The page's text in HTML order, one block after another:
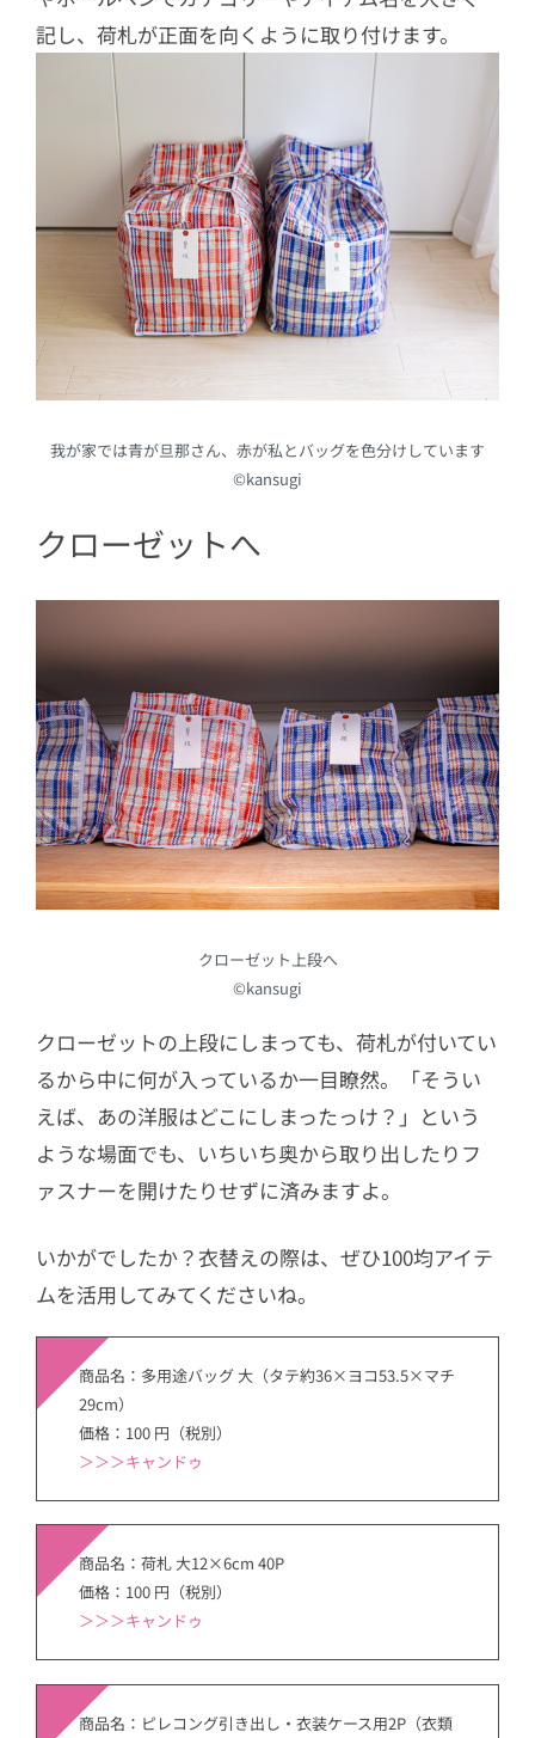
記し、荷札が正面を向くように取り付けます。
我が家では青が旦那さん、赤が私とバッグを色分けしています
©kansugi
クローゼットへ
クローゼット上段へ
©kansugi
クローゼットの上段にしまっても、荷札が付いてい
るから中に何が入っているか一目瞭然。「そうい
えば、あの洋服はどこにしまったっけ？」という
ような場面でも、いちいち奥から取り出したりフ
ァスナーを開けたりせずに済みますよ。
いかがでしたか？衣替えの際は、ぜひ100均アイテ
ムを活用してみてくださいね。
商品名：多用途バッグ 大（タテ約36×ヨコ53.5×マチ
29cm）
価格：100 円（税別）
＞＞＞キャンドゥ
商品名：荷札 大12×6cm 40P
価格：100 円（税別）
＞＞＞キャンドゥ
商品名：ピレコング引き出し・衣装ケース用2P（衣類